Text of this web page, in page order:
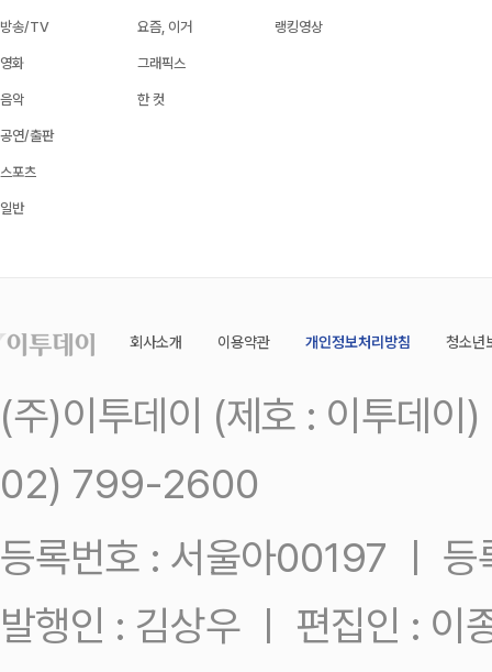
방송/TV
영화
음악
공연/출판
스포츠
일반
요즘, 이거
그래픽스
한 컷
랭킹영상
회사소개 이용약관 개인정보처리방침 청소년
(주)이투데이 (제호 : 이투데
02) 799-2600
등록번호 : 서울아00197 ㅣ
발행인 : 김상우 ㅣ 편집인 : 이